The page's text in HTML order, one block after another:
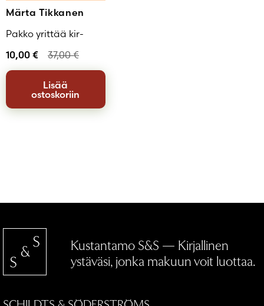
Märta Tikkanen
Pakko yrittää kir-
10,00 € 37,00€
Lisää
ostoskoriin
Kustantamo S&S — Kirjallinen
ystäväsi, jonka makuun voit luottaa.